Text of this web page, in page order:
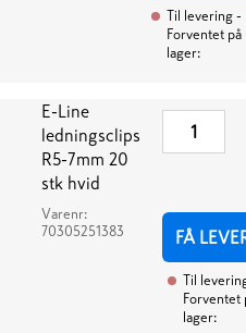
Til levering -
Forventet på
lager:
E-Line
ledningsclips
R5-7mm 20
stk hvid
Varenr:
70305251383
FÅ
Til
Forventet
lager: